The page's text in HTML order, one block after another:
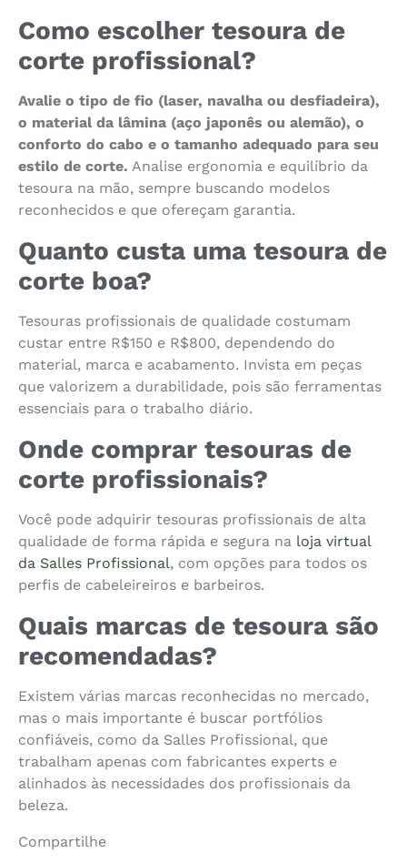
Como escolher tesoura de
corte profissional?
Avalie o tipo de fio (laser, navalha ou desfiadeira),
o material da lâmina (aço japonês ou alemão), o
conforto do cabo e o tamanho adequado para seu
estilo de corte. Analise ergonomia e equilíbrio da
tesoura na mão, sempre buscando modelos
reconhecidos e que ofereçam garantia.
Quanto custa uma tesoura de
corte boa?
Tesouras profissionais de qualidade costumam
custar entre R$150 e R$800, dependendo do
material, marca e acabamento. Invista em peças
que valorizem a durabilidade, pois são ferramentas
essenciais para o trabalho diário.
Onde comprar tesouras de
corte profissionais?
Você pode adquirir tesouras profissionais de alta
qualidade de forma rápida e segura na loja virtual
da Salles Profissional, com opções para todos os
perfis de cabeleireiros e barbeiros.
Quais marcas de tesoura são
recomendadas?
Existem várias marcas reconhecidas no mercado,
mas o mais importante é buscar portfólios
confiáveis, como da Salles Profissional, que
trabalham apenas com fabricantes experts e
alinhados às necessidades dos profissionais da
beleza.
Compartilhe